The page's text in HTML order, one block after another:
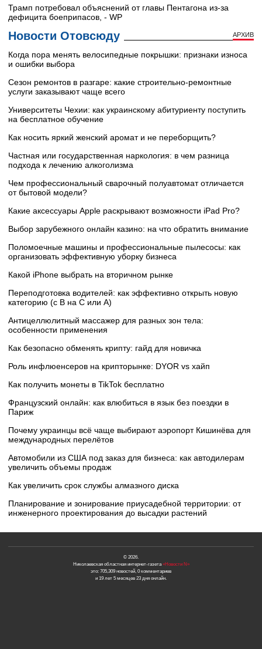
Трамп потребовал объяснений от главы Пентагона из-за
дефицита боеприпасов, - WP
Новости Отовсюду АРХИВ
Когда пора менять велосипедные покрышки: признаки износа
и ошибки выбора
Сезон ремонтов в разгаре: какие строительно-ремонтные
услуги заказывают чаще всего
Университеты Чехии: как украинскому абитуриенту поступить
на бесплатное обучение
Как носить яркий женский аромат и не переборщить?
Частная или государственная наркология: в чем разница
подхода к лечению алкоголизма
Чем профессиональный сварочный полуавтомат отличается
от бытовой модели?
Какие аксессуары Apple раскрывают возможности iPad Pro?
Выбор зарубежного онлайн казино: на что обратить внимание
Поломоечные машины и профессиональные пылесосы: как
организовать эффективную уборку бизнеса
Какой iPhone выбрать на вторичном рынке
Переподготовка водителей: как эффективно открыть новую
категорию (с B на C или А)
Антицеллюлитный массажер для разных зон тела:
особенности применения
Как безопасно обменять крипту: гайд для новичка
Роль инфлюенсеров на крипторынке: DYOR vs хайп
Как получить монеты в TikTok бесплатно
Французский онлайн: как влюбиться в язык без поездки в
Париж
Почему украинцы всё чаще выбирают аэропорт Кишинёва для
международных перелётов
Автомобили из США под заказ для бизнеса: как автодилерам
увеличить объемы продаж
Как увеличить срок службы алмазного диска
Планирование и зонирование приусадебной территории: от
инженерного проектирования до высадки растений
© 2026.
Николаевская областная интернет-газета«Новости N»
это: 705,309 новостей, 0 комментариев
и 19 лет 5 месяцев 23 дня онлайн.